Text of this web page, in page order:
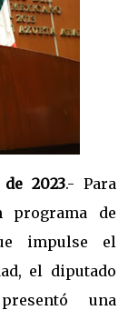
2023.- Para
programa de
impulse el
el diputado
una